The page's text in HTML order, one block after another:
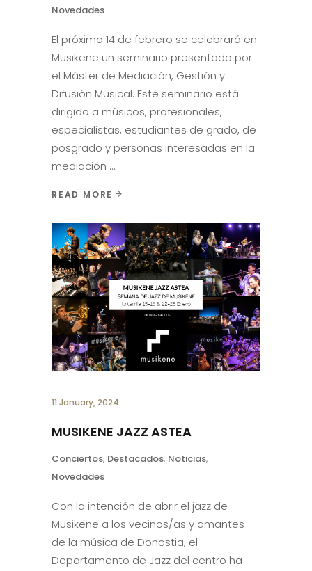
Novedades
El próximo 14 de febrero se celebrará en
Musikene un seminario presentado por
el Máster de Mediación, Gestión y
Difusión Musical. Este seminario está
dirigido a músicos, profesionales,
especialistas, estudiantes de grado, de
posgrado y personas interesadas en la
mediación
READ MORE
11 January, 2024
MUSIKENE JAZZ ASTEA
Conciertos, Destacados, Noticias,
Novedades
Con la intención de abrir el jazz de
Musikene a los vecinos/as y amantes
de la música de Donostia, el
Departamento de Jazz del centro ha